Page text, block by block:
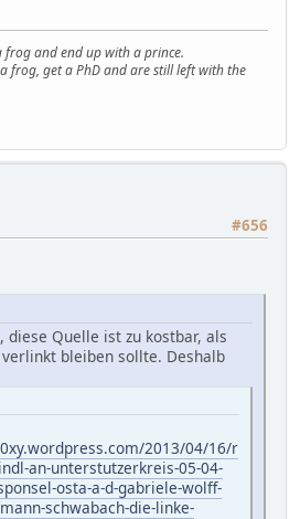
and end up with a prince.
frog, get a PhD and are still left with the
#656
diese Quelle ist zu kostbar, als
bleiben sollte. Deshalb
2013/04/16/r
an-unterstutzerkreis-05-04-
osta-a-d-gabriele-wolff-
schwabach-die-linke-